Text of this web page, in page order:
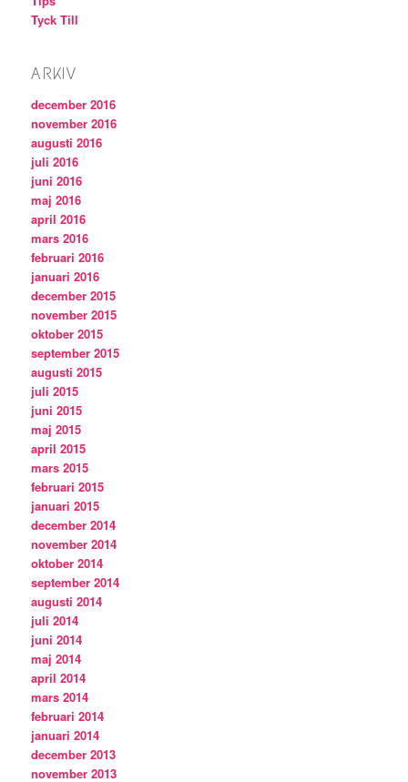
Tyck Till
ARKIV
december 2016
november 2016
augusti 2016
juli 2016
juni 2016
maj 2016
april 2016
mars 2016
februari 2016
januari 2016
december 2015
november 2015
oktober 2015
september 2015
augusti 2015
juli 2015
juni 2015
maj 2015
april 2015
mars 2015
februari 2015
januari 2015
december 2014
november 2014
oktober 2014
september 2014
augusti 2014
juli 2014
juni 2014
maj 2014
april 2014
mars 2014
februari 2014
januari 2014
december 2013
november 2013